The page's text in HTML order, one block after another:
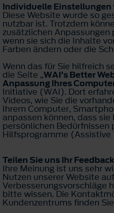
Individuelle
Diese Website wurde so
nutzbar ist. Trotzdem
zusätzlichen
wenn sie sich die Inhalte
Farben ändern oder die
Wenn das für Sie hilfreich
die Seite „WAI’s Better
Anpassung Ihres
Initiative (WAI). Dort
Videos, wie Sie die
Ihrem Computer,
anpassen können, dass sie
persönlichen Bedürfnissen
Hilfsprogramme
Teilen Sie uns Ihr
Ihre Meinung ist uns sehr
Nutzen unserer Website
Verbesserungsvorschläge
bitte wissen. Die
Kundenzentrums finden